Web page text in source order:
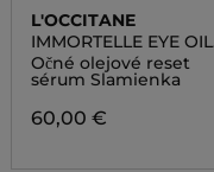
L'OCCITANE
IMMORTELLE EYE OIL
RESET SERUM
Očné olejové reset
sérum Slamienka
60,00 €